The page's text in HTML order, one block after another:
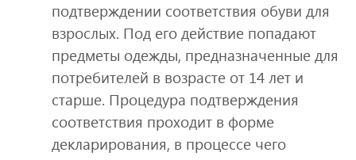
подтверждении соответствия обуви для
взрослых. Под его действие попадают
предметы одежды, предназначенные для
потребителей в возрасте от 14 лет и
старше. Процедура подтверждения
соответствия проходит в форме
декларирования, в процессе чего